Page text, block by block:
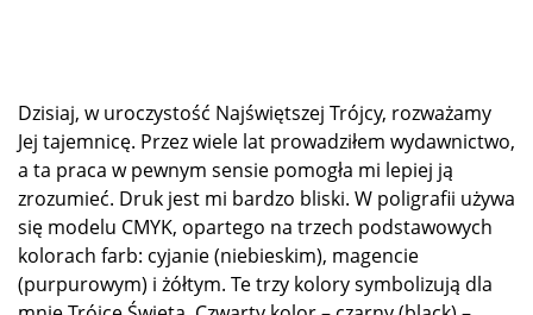
Dzisiaj, w uroczystość Najświętszej Trójcy, rozważamy
Jej tajemnicę. Przez wiele lat prowadziłem wydawnictwo,
a ta praca w pewnym sensie pomogła mi lepiej ją
zrozumieć. Druk jest mi bardzo bliski. W poligrafii używa
się modelu CMYK, opartego na trzech podstawowych
kolorach farb: cyjanie (niebieskim), magencie
(purpurowym) i żółtym. Te trzy kolory symbolizują dla